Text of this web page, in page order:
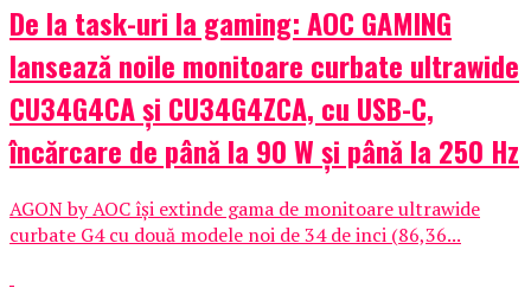
De la task-uri la gaming: AOC GAMING
lansează noile monitoare curbate ultrawide
CU34G4CA și CU34G4ZCA, cu USB-C,
încărcare de până la 90 W și până la 250 Hz
AGON by AOC își extinde gama de monitoare ultrawide
curbate G4 cu două modele noi de 34 de inci (86,36...